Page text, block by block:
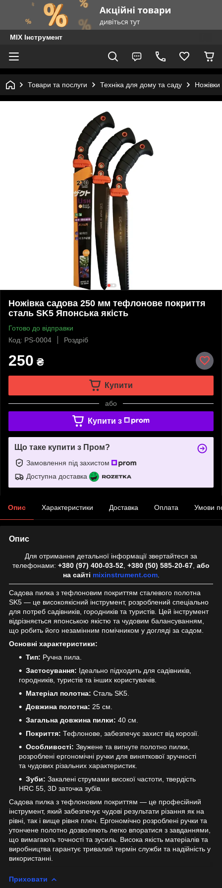
MIX Інструмент
Товари та послуги Техніка для дому та саду Ножівки
Ножівка садова 250 мм тефлонове покриття
сталь SK5 Японська якість
Готово до відправки
Код: PS-0004
Роздріб
250 ₴
Купити
або
Купити з
Що таке купити з Пром?
Замовлення під захистом
Доступна доставка
Опис Характеристики Доставка Оплата Умови
Опис
Для отримання детальної інформації звертайтеся за
телефонами: +380 (97) 400-03-52 +380 (50) 585-20-67 або
на сайті mixinstrument.com.
Садова пилка з тефлоновим покриттям сталевого полотна
SK5 — це високоякісний інструмент, розроблений спеціально
для потреб садівників, городників та туристів. Цей інструмент
відрізняється японською якістю та чудовим балансуванням,
що робить його незамінним помічником у догляді за садом.
Основні характеристики:
Тип: Ручна пила.
Застосування: Ідеально підходить для садівників,
городників, туристів та інших користувачів.
Матеріал полотна: Сталь SK5.
Довжина полотна: 25 см.
Загальна довжина пилки: 40 см.
Покриття: Тефлонове, забезпечує захист від корозії.
Особливості: Звужене та вигнуте полотно пилки,
розроблені ергономічні ручки для виняткової зручності
та чудових різальних характеристик.
Зуби: Закалені струмами високої частоти, твердість
HRC 55, 3D заточка зубів.
Садова пилка з тефлоновим покриттям — це професійний
інструмент, який забезпечує чудові результати різання як на
рівні, так і вище рівня плеч. Ергономічно розроблені ручки та
утончене полотно дозволяють легко впоратися з завданнями,
що вимагають точності та зусиль. Висока якість матеріалів та
виробництва гарантує тривалий термін служби та надійність у
використанні.
Приховати